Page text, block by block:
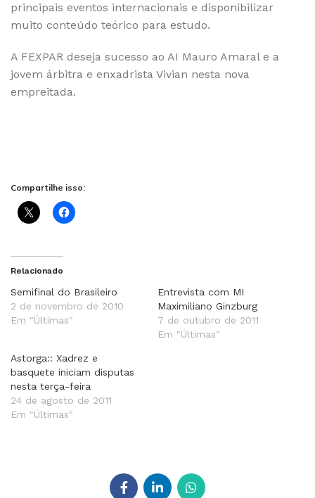
principais eventos internacionais e disponibilizar
muito conteúdo teórico para estudo.
A FEXPAR deseja sucesso ao AI Mauro Amaral e a
jovem árbitra e enxadrista Vivian nesta nova
empreitada.
Compartilhe isso:
Relacionado
Semifinal do Brasileiro
2 de novembro de 2010
Em "Últimas"
Entrevista com MI
Maximiliano Ginzburg
7 de outubro de 2011
Em "Últimas"
Astorga:: Xadrez e
basquete iniciam disputas
nesta terça-feira
24 de agosto de 2011
Em "Últimas"